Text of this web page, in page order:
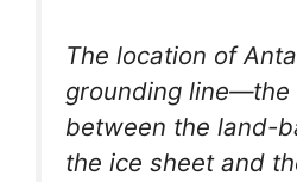
The location of
grounding line—the
between the land-
the ice sheet and